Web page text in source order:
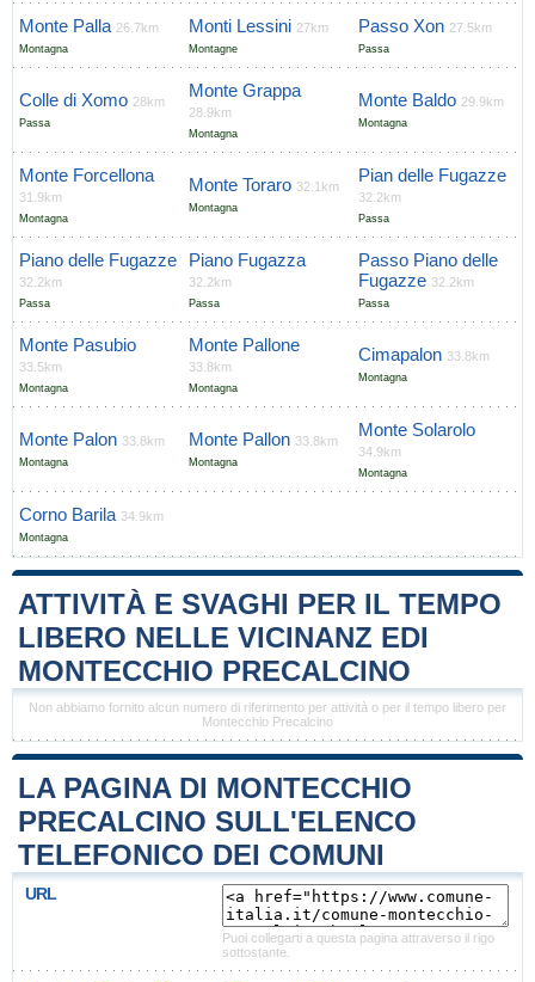
Monte Palla 26.7km
Montagna
Monti Lessini 27km
Montagne
Passo Xon 27.5km
Passa
Colle di Xomo 28km
Passa
Monte Grappa
28.9km
Montagna
Monte Baldo 29.9km
Montagna
Monte Forcellona
31.9km
Montagna
Monte Toraro 32.1km
Montagna
Pian delle Fugazze
32.2km
Passa
Piano delle Fugazze
32.2km
Passa
Piano Fugazza
32.2km
Passa
Passo Piano delle
Fugazze 32.2km
Passa
Monte Pasubio
33.5km
Montagna
Monte Pallone
33.8km
Montagna
Cimapalon 33.8km
Montagna
Monte Palon 33.8km
Montagna
Monte Pallon 33.8km
Montagna
Monte Solarolo
34.9km
Montagna
Corno Barila 34.9km
Montagna
ATTIVITÀ E SVAGHI PER IL TEMPO
LIBERO NELLE VICINANZ EDI
MONTECCHIO PRECALCINO
Non abbiamo fornito alcun numero di riferimento per attività o per il tempo libero per
Montecchio Precalcino
LA PAGINA DI MONTECCHIO
PRECALCINO SULL'ELENCO
TELEFONICO DEI COMUNI
URL
Puoi collegarti a questa pagina attraverso il rigo
sottostante.